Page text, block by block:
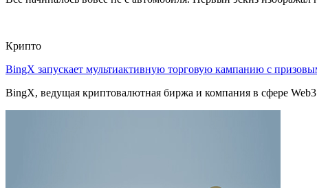
Крипто
BingX запускает мультиактивную торговую кампанию с
BingX, ведущая криптовалютная биржа и компания в сфере